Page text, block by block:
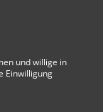
und willige in
Einwilligung